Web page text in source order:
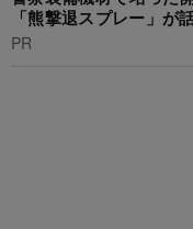
「熊撃退スプレー」が
PR